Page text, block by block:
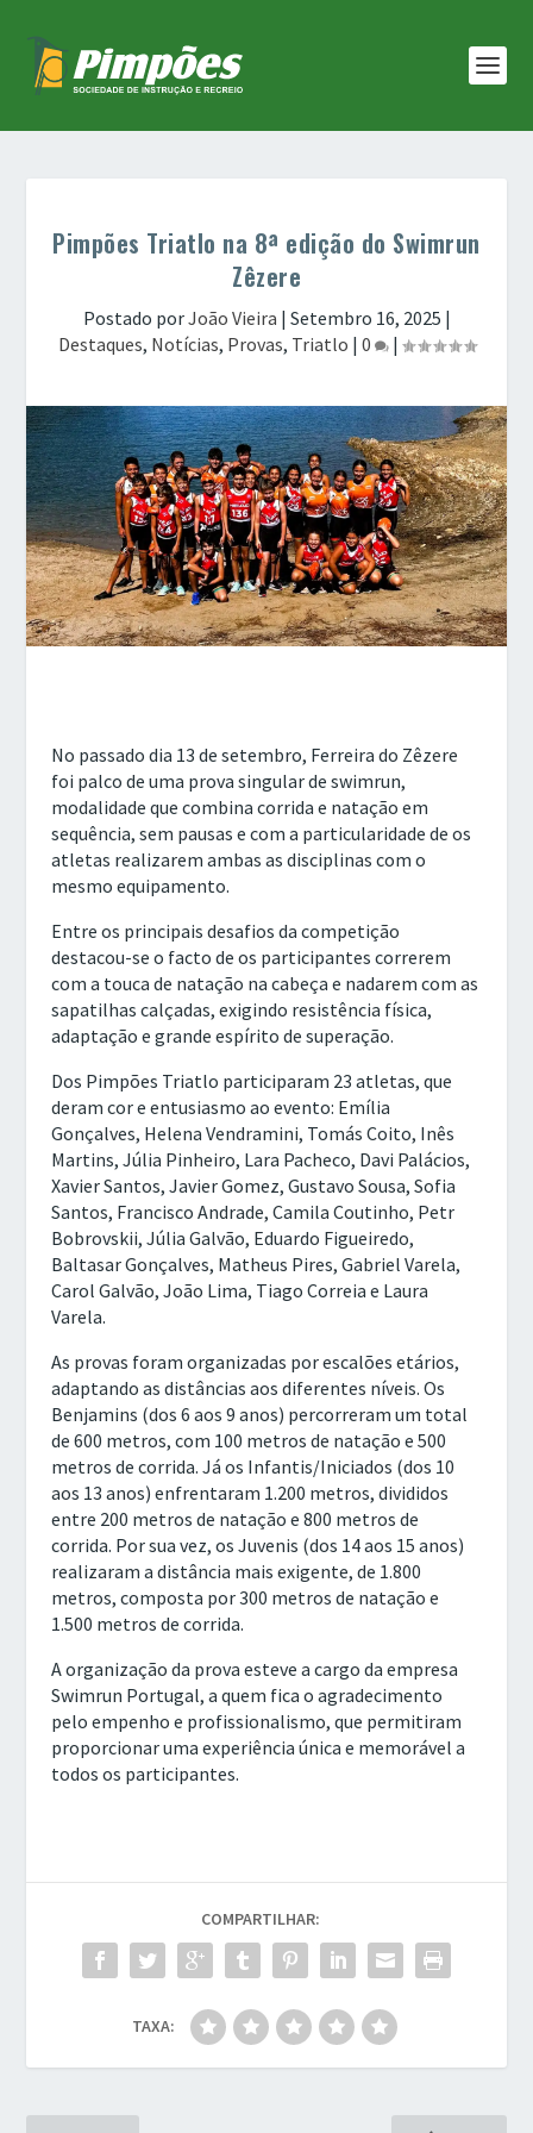
Pimpões Triatlo na 8ª edição do Swimrun
Zêzere
Postado porJoão Vieira | Setembro 16, 2025 |
Destaques, Notícias, Provas, Triatlo | 0 |
No passado dia 13 de setembro, Ferreira do Zêzere
foi palco de uma prova singular de swimrun,
modalidade que combina corrida e natação em
sequência, sem pausas e com a particularidade de os
atletas realizarem ambas as disciplinas com o
mesmo equipamento.
Entre os principais desafios da competição
destacou-se o facto de os participantes correrem
com a touca de natação na cabeça e nadarem com as
sapatilhas calçadas, exigindo resistência física,
adaptação e grande espírito de superação.
Dos Pimpões Triatlo participaram 23 atletas, que
deram cor e entusiasmo ao evento: Emília
Gonçalves, Helena Vendramini, Tomás Coito, Inês
Martins, Júlia Pinheiro, Lara Pacheco, Davi Palácios,
Xavier Santos, Javier Gomez, Gustavo Sousa, Sofia
Santos, Francisco Andrade, Camila Coutinho, Petr
Bobrovskii, Júlia Galvão, Eduardo Figueiredo,
Baltasar Gonçalves, Matheus Pires, Gabriel Varela,
Carol Galvão, João Lima, Tiago Correia e Laura
Varela.
As provas foram organizadas por escalões etários,
adaptando as distâncias aos diferentes níveis. Os
Benjamins (dos 6 aos 9 anos) percorreram um total
de 600 metros, com 100 metros de natação e 500
metros de corrida. Já os Infantis/Iniciados (dos 10
aos 13 anos) enfrentaram 1.200 metros, divididos
entre 200 metros de natação e 800 metros de
corrida. Por sua vez, os Juvenis (dos 14 aos 15 anos)
realizaram a distância mais exigente, de 1.800
metros, composta por 300 metros de natação e
1.500 metros de corrida.
A organização da prova esteve a cargo da empresa
Swimrun Portugal, a quem fica o agradecimento
pelo empenho e profissionalismo, que permitiram
proporcionar uma experiência única e memorável a
todos os participantes.
COMPARTILHAR:
TAXA: